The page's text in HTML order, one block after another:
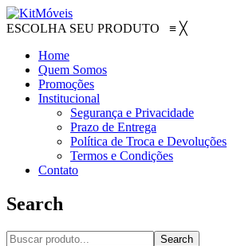
ESCOLHA SEU PRODUTO ≡ ╳
Home
Quem Somos
Promoções
Institucional
Segurança e Privacidade
Prazo de Entrega
Política de Troca e Devoluções
Termos e Condições
Contato
Search
Search